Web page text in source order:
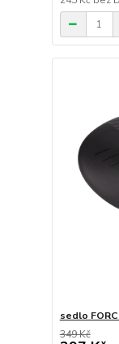
sedlo
349 Kč